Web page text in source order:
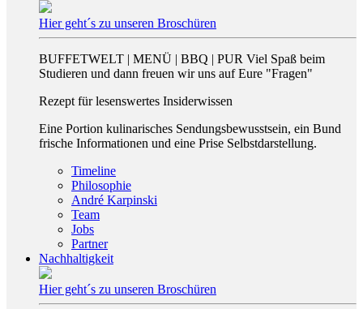
Hier geht´s zu unseren Broschüren
BUFFETWELT | MENÜ | BBQ | PUR Viel Spaß beim
Studieren und dann freuen wir uns auf Eure "Fragen"
Rezept für lesenswertes Insiderwissen
Eine Portion kulinarisches Sendungsbewusstsein, ein Bund
frische Informationen und eine Prise Selbstdarstellung.
Timeline
Philosophie
André Karpinski
Team
Jobs
Partner
Nachhaltigkeit
Hier geht´s zu unseren Broschüren